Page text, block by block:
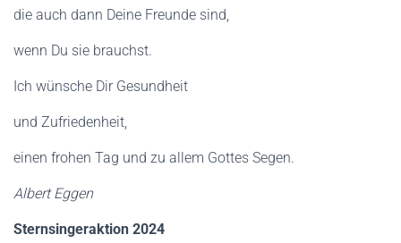
die auch dann Deine Freunde sind,
wenn Du sie brauchst.
Ich wünsche Dir Gesundheit
und Zufriedenheit,
einen frohen Tag und zu allem Gottes Segen.
Albert Eggen
Sternsingeraktion 2024